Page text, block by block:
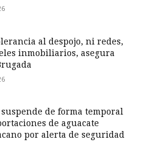
al despojo, ni redes,
inmobiliarios, asegura
suspende de forma temporal
de aguacate
por alerta de seguridad